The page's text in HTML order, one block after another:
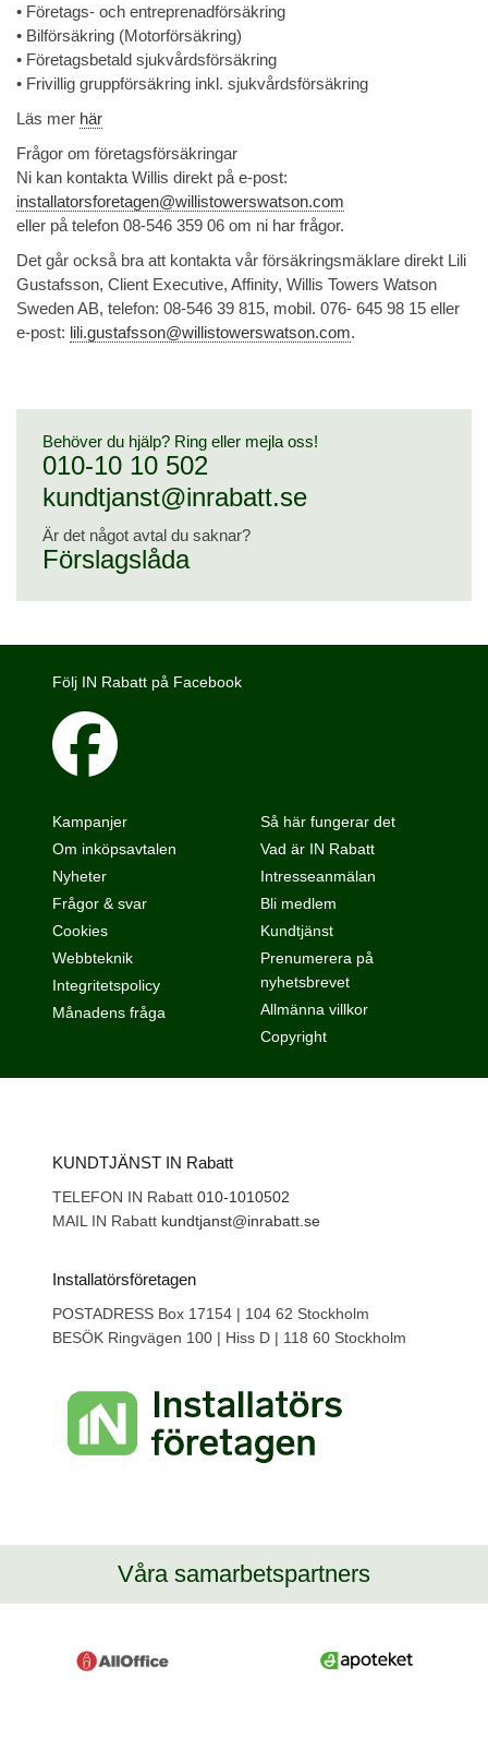
• Företags- och entreprenadförsäkring
• Bilförsäkring (Motorförsäkring)
• Företagsbetald sjukvårdsförsäkring
• Frivillig gruppförsäkring inkl. sjukvårdsförsäkring
Läs mer här
Frågor om företagsförsäkringar
Ni kan kontakta Willis direkt på e-post:
installatorsforetagen@willistowerswatson.com
eller på telefon 08-546 359 06 om ni har frågor.
Det går också bra att kontakta vår försäkringsmäklare direkt Lili
Gustafsson, Client Executive, Affinity, Willis Towers Watson
Sweden AB, telefon: 08-546 39 815, mobil. 076- 645 98 15 eller
e-post: lili.gustafsson@willistowerswatson.com.
Behöver du hjälp? Ring eller mejla oss!
010-10 10 502
kundtjanst@inrabatt.se
Är det något avtal du saknar?
Förslagslåda
Följ IN Rabatt på Facebook
Kampanjer
Om inköpsavtalen
Nyheter
Frågor & svar
Så här fungerar det
Vad är IN Rabatt
Intresseanmälan
Bli medlem
Cookies
Webbteknik
Integritetspolicy
Månadens fråga
Kundtjänst
Prenumerera på
nyhetsbrevet
Allmänna villkor
Copyright
KUNDTJÄNST IN Rabatt
TELEFON IN Rabatt 010-1010502
MAIL IN Rabatt kundtjanst@inrabatt.se
Installatörsföretagen
POSTADRESS Box 17154 | 104 62 Stockholm
BESÖK Ringvägen 100 | Hiss D | 118 60 Stockholm
Våra samarbetspartners